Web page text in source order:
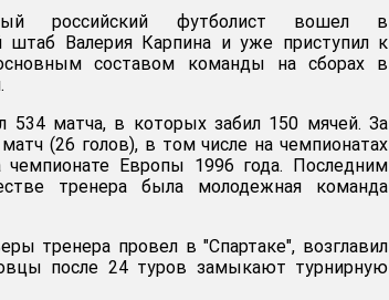
российский футболист вошел в
штаб Валерия Карпина и уже приступил к
составом команды на сборах в
534 матча, в которых забил 150 мячей. За
(26 голов), в том числе на чемпионатах
Европы 1996 года. Последним
тренера была молодежная команда
тренера провел в "Спартаке", возглавил
после 24 туров замыкают турнирную